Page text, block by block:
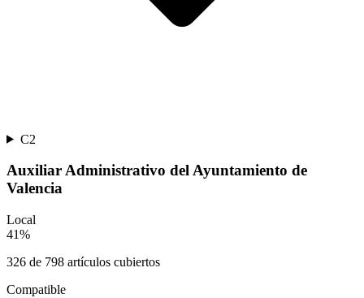
C2
Auxiliar Administrativo del Ayuntamiento de
Valencia
Local
41%
326 de 798 artículos cubiertos
Compatible